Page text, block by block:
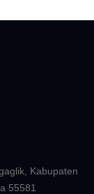
Kabupaten
55581